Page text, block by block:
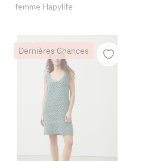
femme Hapylife
Dernières Chances